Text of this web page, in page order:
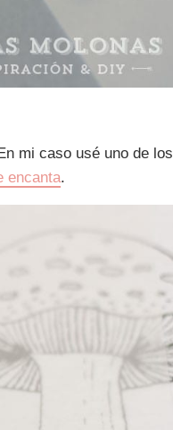
mi caso usé uno de los
encanta.